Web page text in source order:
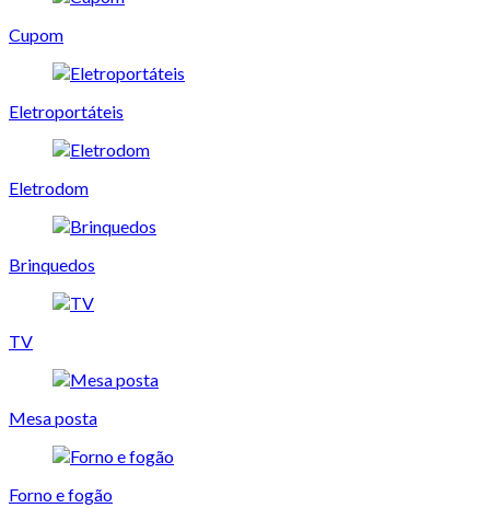
Cupom
Eletroportáteis
Eletrodom
Brinquedos
TV
Mesa posta
Forno e fogão